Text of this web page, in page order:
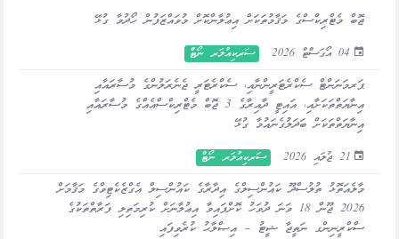
ޖޮބް މެޓްރިކްސްގެ މަޤާމުތަކަށް އިޢުލާންކޮށް މުވައްޒަފުން ހޯދުމާ ގުޅޭ
04 އޯގަސްޓް 2026 ސަރކިއުލަރ ނޯޓް
ޕަރމަނަންޓް ސެކްރެޓަރީންނާއި، ސެކްރެޓަރީ ޖެނެރަލުންގެ މުސާރައާއި
އިނާޔަތްތަކަށާއި، އައިޓީ ދާއިރާގެ 3 ޖޮބް މެޓްރިކްސްއެއްގެ މުސާރައާއި
އިނާޔަތްތަކަށް ބަދަލުގެނައުމާ ގުޅޭ
21 ޖުލައި 2026 ސަރކިއުލަރ ނޯޓް
މާލެއަތޮޅު ތުލުސްދޫ ކައުންސިލްގެ އިދާރާގެ ކައުންސިލް އެގްޒެކެޓިވްގެ މަޤާމަށް
2026 ޖޫން 18 ވަނަ ދުވަހު ކޮށްފައިވާ އިޢުލާނަށް ކުރިމަތިލި ފަރާތްތަކުގެ
ސްކްރީނިންގ ނަތީޖާ ޝީޓު – އިޞްލާޙު ކުރެވިފައި